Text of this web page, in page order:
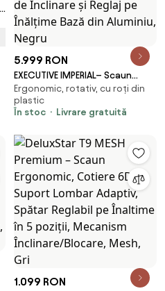
5.999 RON
EXECUTIVE IMPERIAL– Scaun
Directorial Premium, Tapițerie
din Piele PU Calitativă, Furnir
Curbat Finisaj Nuc, Funcție de
Bază din Aluminiu, Negru
Ergonomic, rotativ, cu roți din
plastic
În stoc
Livrare gratuită
1.099 RON